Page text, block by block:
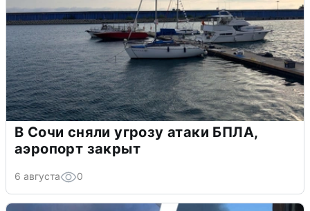
В Сочи сняли угрозу атаки БПЛА,
аэропорт закрыт
6 августа 0